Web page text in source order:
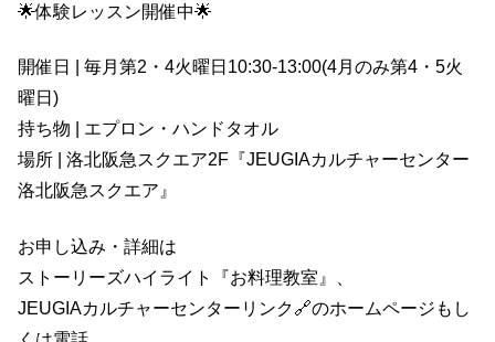
🌟体験レッスン開催中🌟
開催日 | 毎月第2・4火曜日10:30-13:00(4月のみ第4・5火
曜日)
持ち物 | エプロン・ハンドタオル
場所 | 洛北阪急スクエア2F『JEUGIAカルチャーセンター
洛北阪急スクエア』
お申し込み・詳細は
ストーリーズハイライト『お料理教室』、
JEUGIAカルチャーセンターリンク🔗のホームページもし